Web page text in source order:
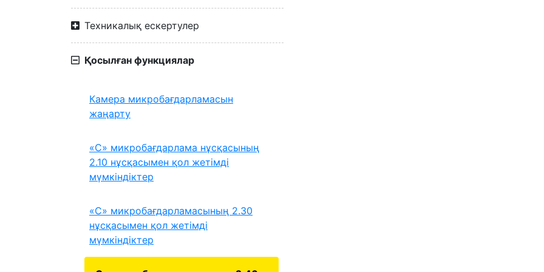
Техникалық ескертулер
Қосылған функциялар
Камера микробағдарламасын
жаңарту
«C» микробағдарлама нұсқасының
2.10 нұсқасымен қол жетімді
мүмкіндіктер
«C» микробағдарламасының 2.30
нұсқасымен қол жетімді
мүмкіндіктер